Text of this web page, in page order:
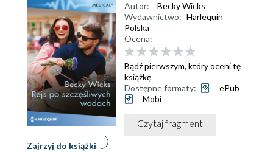
Zajrzyj do książki
Autor:
Becky Wicks
Wydawnictwo: Harlequin
Polska
Ocena:
Bądź pierwszym, który oceni tę
książkę
Dostępne formaty:
ePub
Mobi
Czytaj fragment